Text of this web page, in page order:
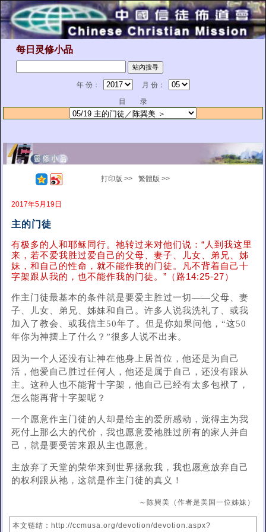
每日灵修小品
年 份：
月 份：
目 录
打印版 >> 繁體版 >>
2017年5月19日
主的门徒
有极多的人和耶稣同行。祂转过来对他们说：“人到我这里
来，若不爱我胜过爱自己的父母、妻子、儿女、弟兄、姊
妹，和自己的性命，就不能作我的门徒。凡不背着自己十
字架跟从我的，也不能作我的门徒。”（路14:25-27）
作主门徒最基本的条件就是要爱主胜过一切——父母、妻
子、儿女、弟兄、姊妹和自己。许多人说我洗礼了、或我
加入了教会、或我信主50年了。但是你如果问他，“这50
年你为神摆上了什么？”很多人说不出来。
因为一个人还没有让神在他身上居首位，他还是为自己
活，他爱自己胜过任何人，他还是属于自己，还没有跟从
主。这种人也不能背十字架，他自己已经有太多包袱了，
怎么能再背十字架呢？
一个愿意作主门徒的人却是给主的爱所感动，觉得主为我
死付上那么大的代价，我也愿意爱祂胜过所有的家人并自
己，就是要受苦来跟从主也愿意。
主放弃了天堂的荣华来到世界拯救我，我也愿意放弃自己
的权利跟从祂，这就是作主门徒的真义！
～陈巽美（作者是美国一位姊妹）
本文链结：http://ccmusa.org/devotion/devotion.aspx?